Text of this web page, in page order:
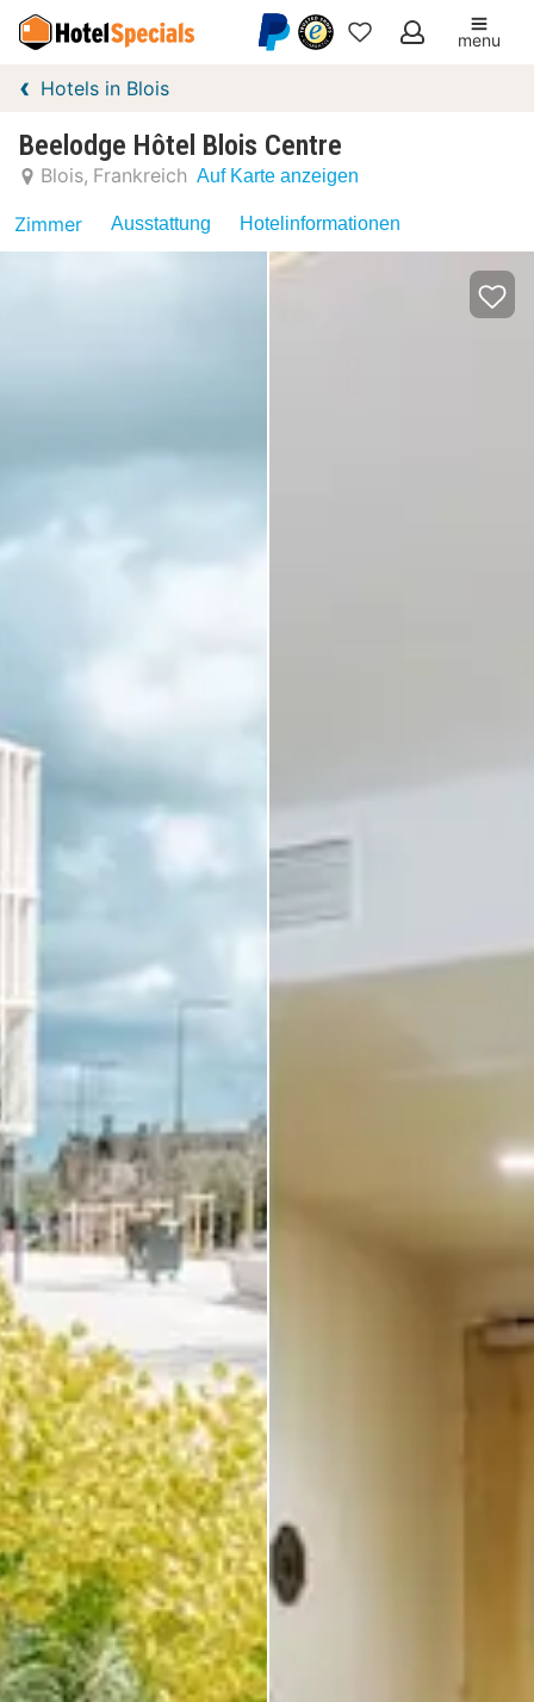
Meine
menu
Hotels in Blois
Beelodge Hôtel Blois Centre
Blois Frankreich Auf Karte anzeigen
Zimmer Ausstattung Hotelinformationen